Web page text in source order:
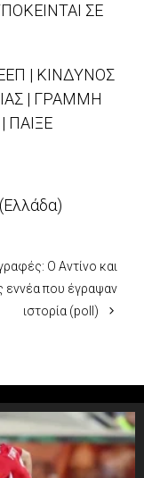
ΣΕ
| ΚΙΝΔΥΝΟΣ
| ΓΡΑΜΜΗ
ΠΑΙΞΕ
Ο Αντίνο και
εννέα που έγραψαν
ιστορία (poll)